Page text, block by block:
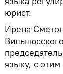
юрист.
Ирена
языку, с